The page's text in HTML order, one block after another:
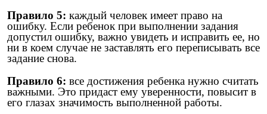
Правило 5: каждый человек имеет право на
ошибку. Если ребенок при выполнении задания
допустил ошибку, важно увидеть и исправить ее, но
ни в коем случае не заставлять его переписывать все
задание снова.
Правило 6: все достижения ребенка нужно считать
важными. Это придаст ему уверенности, повысит в
его глазах значимость выполненной работы.